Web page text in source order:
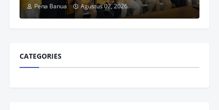
Pena Banua Agustus 02, 2026
CATEGORIES